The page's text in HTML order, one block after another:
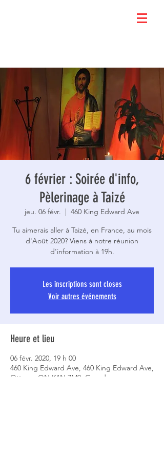
6 février : Soirée d'info,
Pèlerinage à Taizé
jeu. 06 févr.
  |
460 King Edward Ave
Tu aimerais aller à Taizé, en France, au mois
d'Août 2020? Viens à notre réunion
Les inscriptions sont closes
Voir autres événements
Heure et lieu
06 févr. 2020, 19 h 00
460 King Edward Ave, 460 King Edward Ave,
Ottawa, ON K1N 7M9, Canada